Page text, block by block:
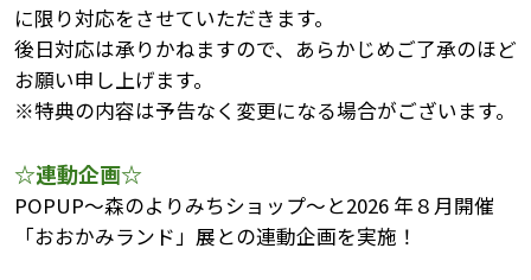
に限り対応をさせていただきます。
後日対応は承りかねますので、あらかじめご了承のほど
お願い申し上げます。
※特典の内容は予告なく変更になる場合がございます。
☆連動企画☆
POPUP～森のよりみちショップ～と2026 年８月開催
「おおかみランド」展との連動企画を実施！